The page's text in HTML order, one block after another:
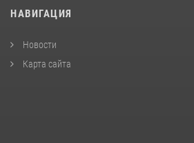
НАВИГАЦИЯ
Новости
Карта сайта